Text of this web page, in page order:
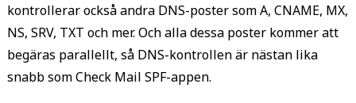
kontrollerar också andra DNS-poster som A, CNAME, MX,
NS, SRV, TXT och mer. Och alla dessa poster kommer att
begäras parallellt, så DNS-kontrollen är nästan lika
snabb som Check Mail SPF-appen.